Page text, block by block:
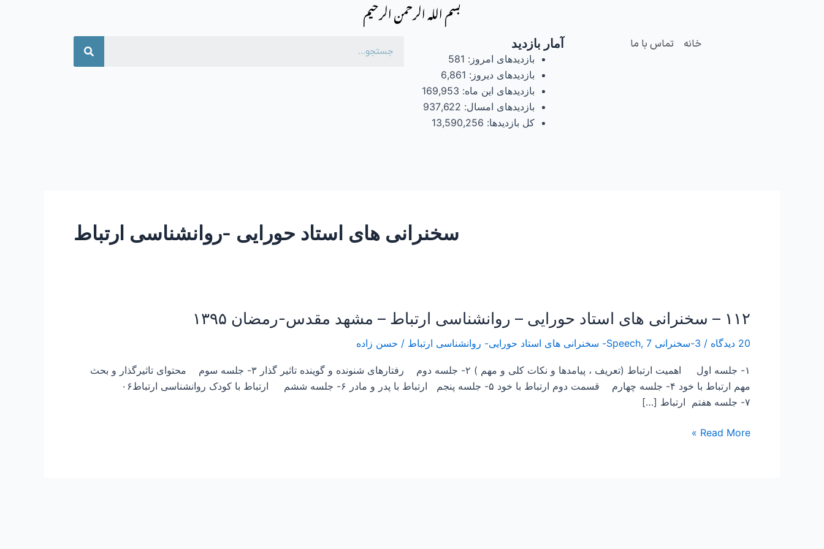
بسم الله الرحمن الرحیم
خانه تماس با ما آمار بازدید
بازدیدهای امروز: 581
بازدیدهای دیروز: 6,861
بازدیدهای این ماه: 169,953
بازدیدهای امسال: 937,622
کل بازدیدها: 13,590,256
جستجو
سخنرانی های استاد حورایی -روانشناسی ارتباط
۱۱۲ – سخنرانی های استاد حورایی – روانشناسی ارتباط – مشهد مقدس-رمضان ۱۳۹۵
20 دیدگاه / 3-سخنرانی Speech , 7- سخنرانی های استاد حورایی- روانشناسی ارتباط / حسن زاده
۱- جلسه اول اهمیت ارتباط (تعریف ، پیامدها و نکات کلی و مهم ) ۲- جلسه دوم رفتارهای شنونده و گوینده تاثیر گذار ۳- جلسه سوم محتوای تاثیرگذار و بحث
مهم ارتباط با خود ۴- جلسه چهارم قسمت دوم ارتباط با خود ۵- جلسه پنجم ارتباط با پدر و مادر ۶- جلسه ششم ارتباط با کودک روانشناسی ارتباط۰۶
۷- جلسه هفتم ارتباط […]
۱۱۲
سخنرانی
حورایی
روانشناسی
Read More »